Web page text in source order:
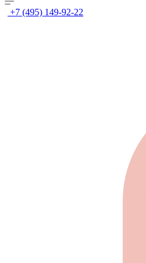
+7 (495) 149-92-22